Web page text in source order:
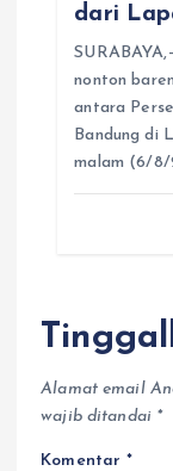
dari
nonton
antara
Bandung di
malam (6/8/
Alamat email
wajib ditandai *
Komentar*